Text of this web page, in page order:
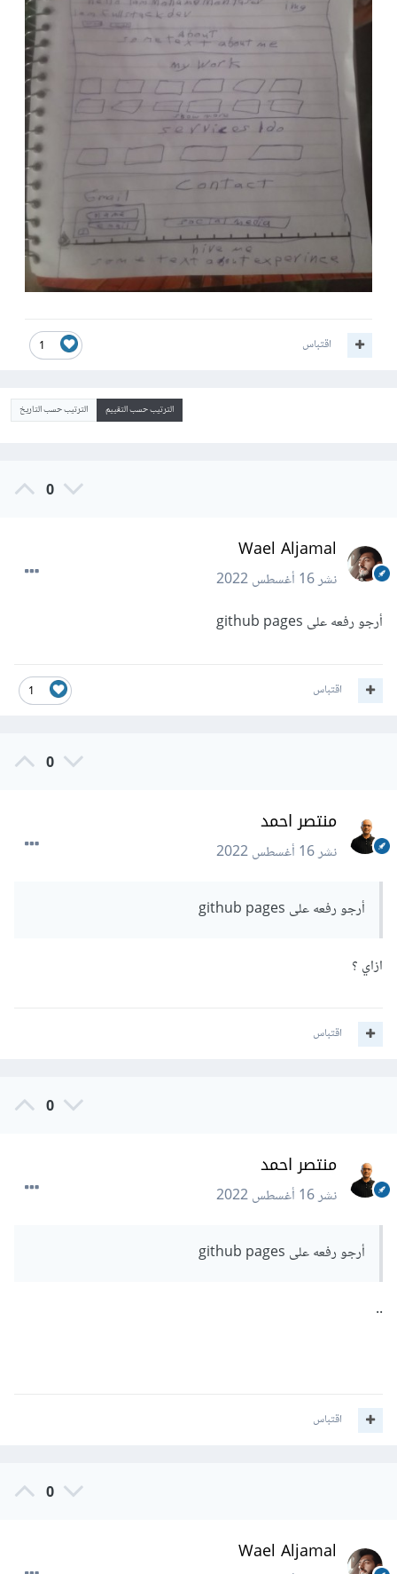
1 اقتباس
الترتيب حسب التقييم الترتيب حسب التاريخ
0
Wael Aljamal
نشر16 أغسطس 2022
أرجو رفعه على github pages
1 اقتباس
0
منتصر احمد
نشر16 أغسطس 2022
أرجو رفعه على github pages
ازاي ؟
اقتباس
0
منتصر احمد
نشر16 أغسطس 2022
أرجو رفعه على github pages
..
اقتباس
0
Wael Aljamal